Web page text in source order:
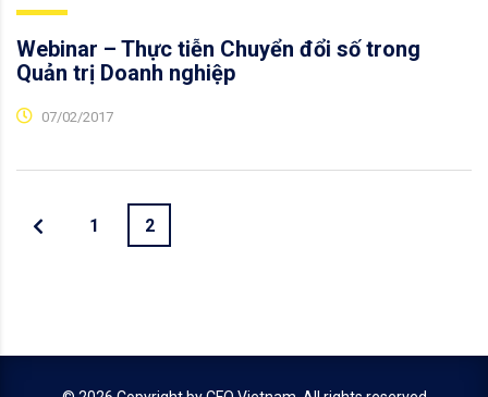
Webinar – Thực tiễn Chuyển đổi số trong
Quản trị Doanh nghiệp
07/02/2017
1 2